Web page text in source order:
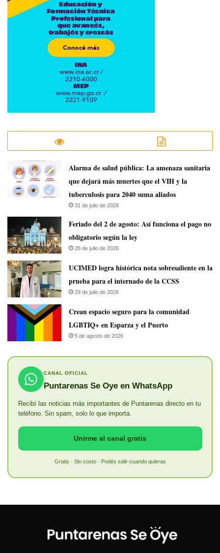
​Alarma de salud pública: La amenaza sanitaria
que dejará más muertes que el VIH y la
tuberculosis para 2040 suma aliados
31 de julio de 2026
Feriado del 2 de agosto: Así funciona el pago no
obligatorio según la ley
28 de julio de 2026
UCIMED logra histórica nota sobresaliente en la
prueba para el internado de la CCSS
29 de julio de 2026
Crean espacio seguro para la comunidad
LGBTIQ+ en Esparza y el Puerto
5 de agosto de 2026
CANAL OFICIAL
Puntarenas Se Oye en WhatsApp
Recibí las noticias más importantes de Puntarenas directo en tu
teléfono. Sin spam, solo lo que importa.
Unirme al canal gratis
Gratis · Sin costo · Podés salir cuando quieras